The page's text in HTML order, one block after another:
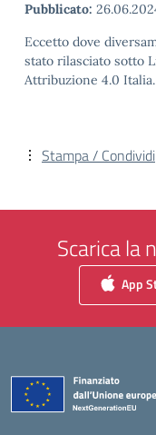
Pubblicato:
Eccetto dove
stato rilasciato sotto
Attribuzione 4.0 Italia.
Stampa / Condividi
Scarica la
App